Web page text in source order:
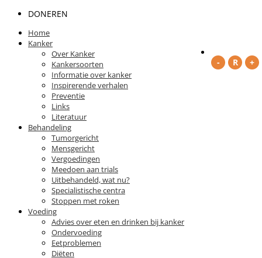
DONEREN
Home
Kanker
Over Kanker
Kankersoorten
Informatie over kanker
Inspirerende verhalen
Preventie
Links
Literatuur
Behandeling
Tumorgericht
Mensgericht
Vergoedingen
Meedoen aan trials
Uitbehandeld, wat nu?
Specialistische centra
Stoppen met roken
Voeding
Advies over eten en drinken bij kanker
Ondervoeding
Eetproblemen
Diëten